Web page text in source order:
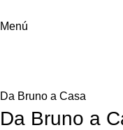
Menú
Da Bruno a Casa
Da Bruno a